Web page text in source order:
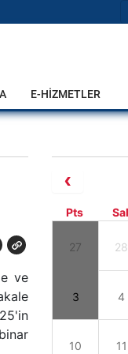
E-HİZMETLER
ve
Pts Sal
27 28
3 4
10 11